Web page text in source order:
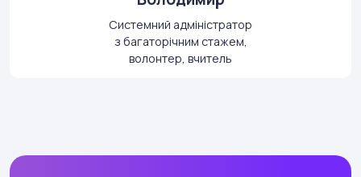
Системний адміністратор
з багаторічним стажем,
волонтер, вчитель